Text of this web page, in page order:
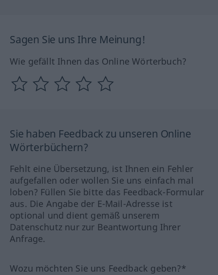
Sagen Sie uns Ihre Meinung!
Wie gefällt Ihnen das Online Wörterbuch?
Sie haben Feedback zu unseren Online
Wörterbüchern?
Fehlt eine Übersetzung, ist Ihnen ein Fehler
aufgefallen oder wollen Sie uns einfach mal
loben? Füllen Sie bitte das Feedback-Formular
aus. Die Angabe der E-Mail-Adresse ist
optional und dient gemäß unserem
Datenschutz nur zur Beantwortung Ihrer
Anfrage.
Wozu möchten Sie uns Feedback geben?*